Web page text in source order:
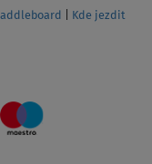
Kde jezdit